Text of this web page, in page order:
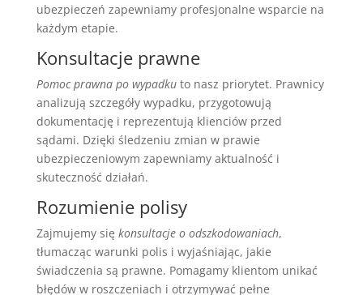
ubezpieczeń zapewniamy profesjonalne wsparcie na
każdym etapie.
Konsultacje prawne
Pomoc prawna po wypadkuto nasz priorytet. Prawnicy
analizują szczegóły wypadku, przygotowują
dokumentację i reprezentują klienciów przed
sądami. Dzięki śledzeniu zmian w prawie
ubezpieczeniowym zapewniamy aktualność i
skuteczność działań.
Rozumienie polisy
Zajmujemy się konsultacje o odszkodowaniach,
tłumacząc warunki polis i wyjaśniając, jakie
świadczenia są prawne. Pomagamy klientom unikać
błędów w roszczeniach i otrzymywać pełne